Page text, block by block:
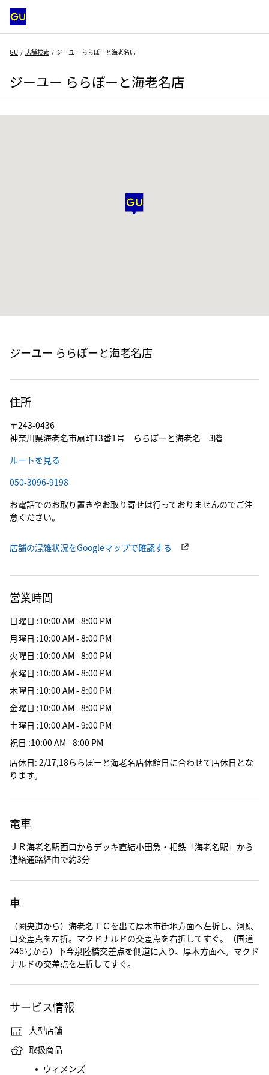
GU 店舗検索 ジーユー ららぽーと海老名店
ジーユー ららぽーと海老名店
ジーユー ららぽーと海老名店
住所
〒243-0436
神奈川県海老名市扇町13番1号 ららぽーと海老名 3階
ルートを見る
050-3096-9198
お電話でのお取り置きやお取り寄せは行っておりませんのでご注
意ください。
店舗の混雑状況をGoogleマップで確認する
営業時間
日曜日 :10:00 AM - 8:00 PM
月曜日 :10:00 AM - 8:00 PM
火曜日 :10:00 AM - 8:00 PM
水曜日 :10:00 AM - 8:00 PM
木曜日 :10:00 AM - 8:00 PM
金曜日 :10:00 AM - 8:00 PM
土曜日 :10:00 AM - 9:00 PM
祝日 :10:00 AM - 8:00 PM
店休日: 2/17,18ららぽーと海老名店休館日に合わせて店休日とな
ります。
電車
ＪＲ海老名駅西口からデッキ直結小田急・相鉄「海老名駅」から
連絡通路経由で約3分
車
（圏央道から）海老名ＩＣを出て厚木市街地方面へ左折し、河原
口交差点を左折。マクドナルドの交差点を右折してすぐ。（国道
246号から）下今泉陸橋交差点を側道に入り、厚木方面へ。マクド
ナルドの交差点を左折してすぐ。
サービス情報
大型店舗
取扱商品
ウィメンズ